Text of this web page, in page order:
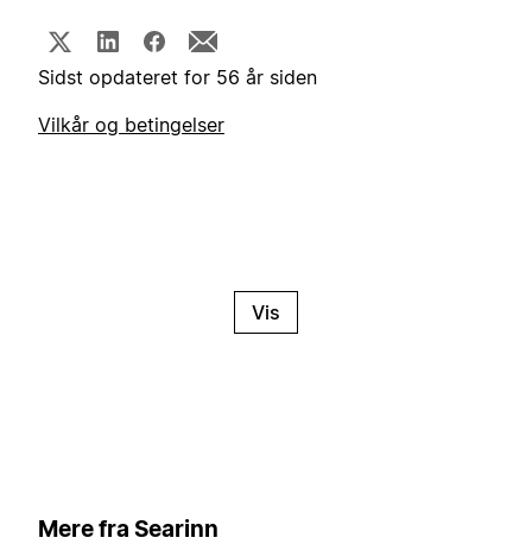
Sidst opdateret for 56 år siden
Vilkår og betingelser
Vis
Mere fra Searinn